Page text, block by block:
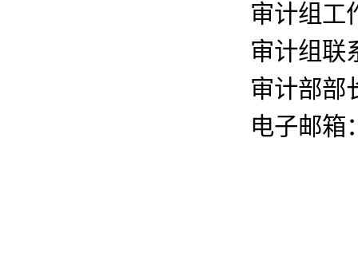
审计组工
审计组联
审计部部
电子邮箱